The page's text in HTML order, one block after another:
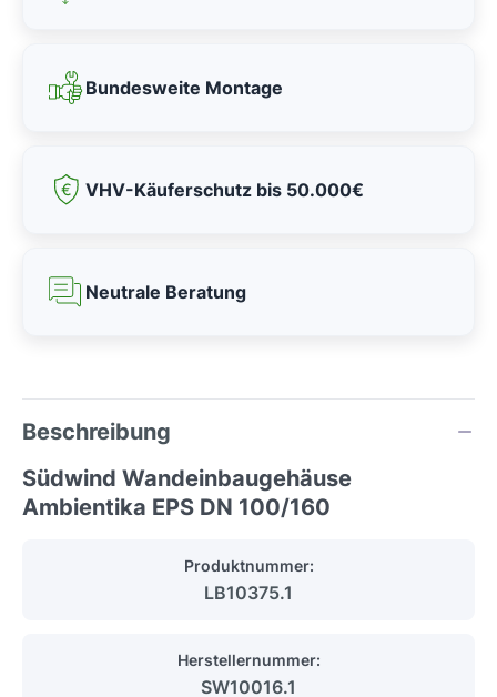
Bundesweite Montage
VHV-Käuferschutz bis 50.000€
Neutrale Beratung
Beschreibung
Südwind Wandeinbaugehäuse
Ambientika EPS DN 100/160
Produktnummer:
LB10375.1
Herstellernummer:
SW10016.1